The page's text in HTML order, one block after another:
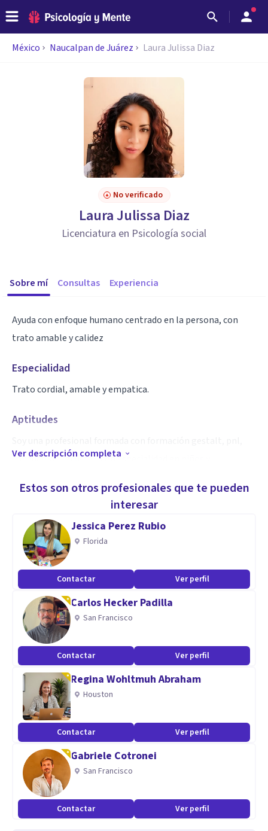
México Naucalpan de Juárez Laura Julissa Diaz
No verificado
Laura Julissa Diaz
Licenciatura en Psicología social
Sobre mí Consultas Experiencia
Ayuda con enfoque humano centrado en la persona, con
trato amable y calidez
Especialidad
Trato cordial, amable y empatica.
Aptitudes
conductual, reikista y con especialidad en niños y
Ver descripción completa
Estos son otros profesionales que te pueden
interesar
Jessica Perez Rubio
Florida
Contactar Ver perfil
Carlos Hecker Padilla
San Francisco
Contactar Ver perfil
Regina Wohltmuh Abraham
Houston
Contactar Ver perfil
Gabriele Cotronei
San Francisco
Contactar Ver perfil